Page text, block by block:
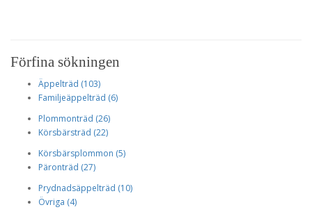
Förfina sökningen
Äppelträd (103)
Familjeäppelträd (6)
Plommonträd (26)
Körsbärsträd (22)
Körsbärsplommon (5)
Päronträd (27)
Prydnadsäppelträd (10)
Övriga (4)